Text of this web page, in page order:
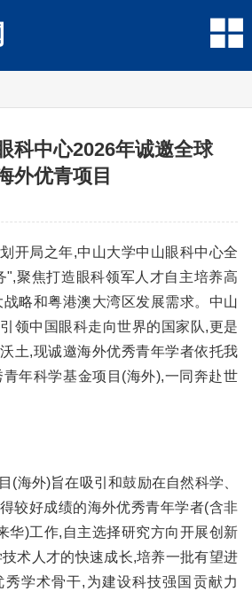
科中心2026年诚邀全球
外优青项目
开局之年,中山大学中山眼科中心全
",聚焦打造眼科领军人才自主培养高
略和粤港澳大湾区发展需求。中山
领中国眼科走向世界的国家队,更是
土,现诚邀海外优秀青年学者依托我
年科学基金项目(海外),一同奔赴世
(海外)旨在吸引和鼓励在自然科学、
较好成绩的海外优秀青年学者(含非
华)工作,自主选择研究方向开展创新
术人才的快速成长,培养一批有望进
秀学术骨干,为建设科技强国贡献力